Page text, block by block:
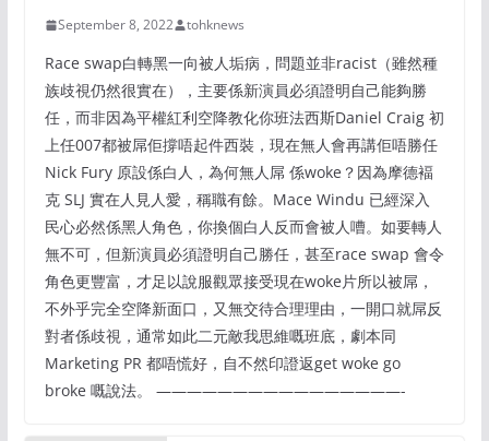
September 8, 2022 tohknews
Race swap白轉黑一向被人垢病，問題並非racist（雖然種
族歧視仍然很實在），主要係新演員必須證明自己能夠勝
任，而非因為平權紅利空降教化你班法西斯Daniel Craig 初
上任007都被屌佢撐唔起件西裝，現在無人會再講佢唔勝任
Nick Fury 原設係白人，為何無人屌 係woke？因為摩德褔
克 SLJ 實在人見人愛，稱職有餘。Mace Windu 已經深入
民心必然係黑人角色，你換個白人反而會被人嘈。如要轉人
無不可，但新演員必須證明自己勝任，甚至race swap 會令
角色更豐富，才足以說服觀眾接受現在woke片所以被屌，
不外乎完全空降新面口，又無交待合理理由，一開口就屌反
對者係歧視，通常如此二元敵我思維嘅班底，劇本同
Marketing PR 都唔慌好，自不然印證返get woke go
broke 嘅說法。 ————————————————-